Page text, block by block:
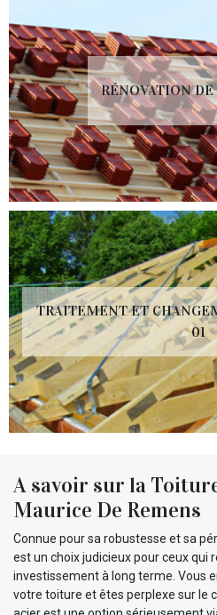
RÉNOVATION
TRAITEMENT ET
01
A savoir sur la
Maurice De Remens
Connue pour sa robustesse et sa
est un choix judicieux pour ceux qui
investissement à long terme. Vous
votre toiture et êtes perplexe sur le